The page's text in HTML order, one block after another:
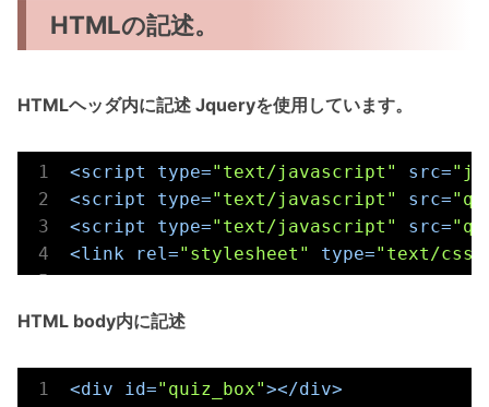
HTMLの記述。
HTMLヘッダ内に記述 Jqueryを使用しています。
<script type="text/javascript" src=
<script type="text/javascript" src=
<script type="text/javascript" src=
<link rel="stylesheet" type="text/css"
HTML body内に記述
<div id="quiz_box"></div>